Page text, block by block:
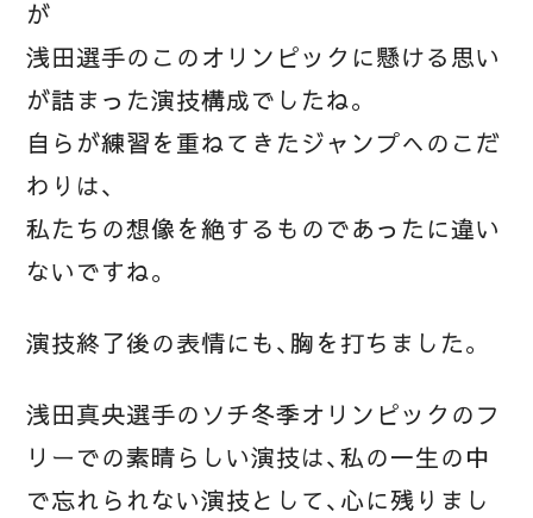
が
浅田選手のこのオリンピックに懸ける思い
が詰まった演技構成でしたね。
自らが練習を重ねてきたジャンプへのこだ
わりは、
私たちの想像を絶するものであったに違い
ないですね。
演技終了後の表情にも、胸を打ちました。
浅田真央選手のソチ冬季オリンピックのフ
リーでの素晴らしい演技は、私の一生の中
で忘れられない演技として、心に残りまし